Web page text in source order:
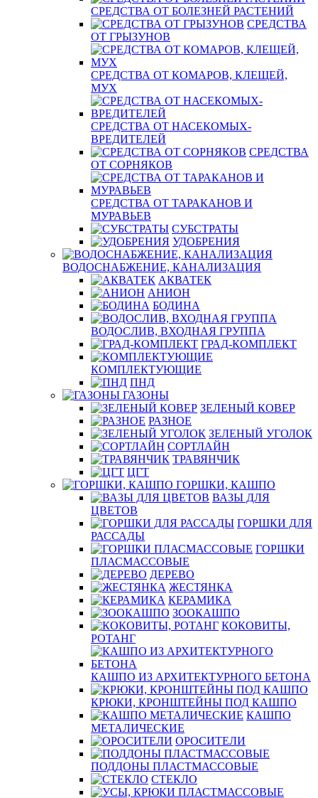
СРЕДСТВА ОТ БОЛЕЗНЕЙ РАСТЕНИЙ
СРЕДСТВА
ОТ ГРЫЗУНОВ
СРЕДСТВА ОТ КОМАРОВ, КЛЕЩЕЙ,
МУХ
СРЕДСТВА ОТ НАСЕКОМЫХ-
ВРЕДИТЕЛЕЙ
СРЕДСТВА
ОТ СОРНЯКОВ
СРЕДСТВА ОТ ТАРАКАНОВ И
МУРАВЬЕВ
СУБСТРАТЫ
УДОБРЕНИЯ
ВОДОСНАБЖЕНИЕ, КАНАЛИЗАЦИЯ
АКВАТЕК
АНИОН
БОДИНА
ВОДОСЛИВ, ВХОДНАЯ ГРУППА
ГРАД-КОМПЛЕКТ
КОМПЛЕКТУЮЩИЕ
ПНД
ГАЗОНЫ
ЗЕЛЕНЫЙ КОВЕР
РАЗНОЕ
ЗЕЛЕНЫЙ УГОЛОК
СОРТЛАЙН
ТРАВЯНЧИК
ЦГТ
ГОРШКИ, КАШПО
ВАЗЫ ДЛЯ
ЦВЕТОВ
ГОРШКИ ДЛЯ
РАССАДЫ
ГОРШКИ
ПЛАСМАССОВЫЕ
ДЕРЕВО
ЖЕСТЯНКА
КЕРАМИКА
ЗООКАШПО
КОКОВИТЫ,
РОТАНГ
КАШПО ИЗ АРХИТЕКТУРНОГО БЕТОНА
КРЮКИ, КРОНШТЕЙНЫ ПОД КАШПО
КАШПО
МЕТАЛИЧЕСКИЕ
ОРОСИТЕЛИ
ПОДДОНЫ ПЛАСТМАССОВЫЕ
СТЕКЛО